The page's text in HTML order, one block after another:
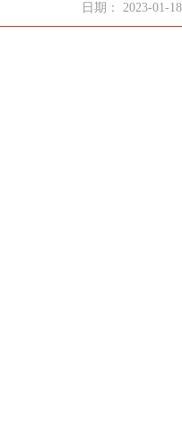
日期： 2023-01-18